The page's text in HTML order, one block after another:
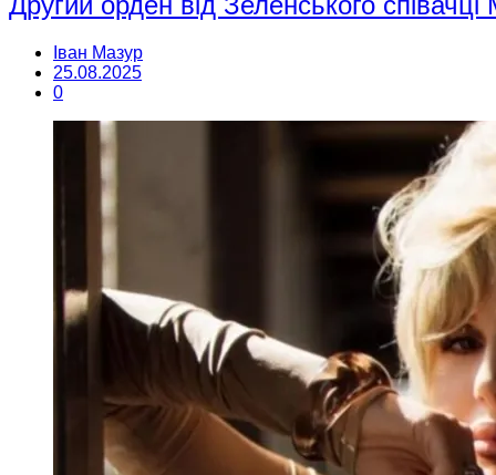
Іван Мазур
25.08.2025
0